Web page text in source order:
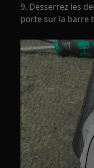
9. Desserrez les
porte sur la barre